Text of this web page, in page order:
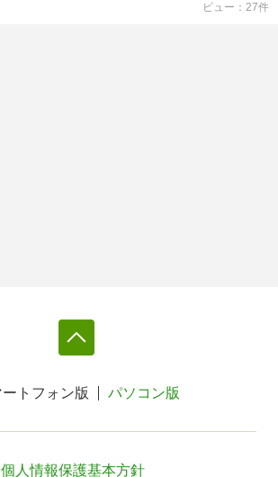
ビュー
27件
ートフォン版 パソコン版
個人情報保護基本方針